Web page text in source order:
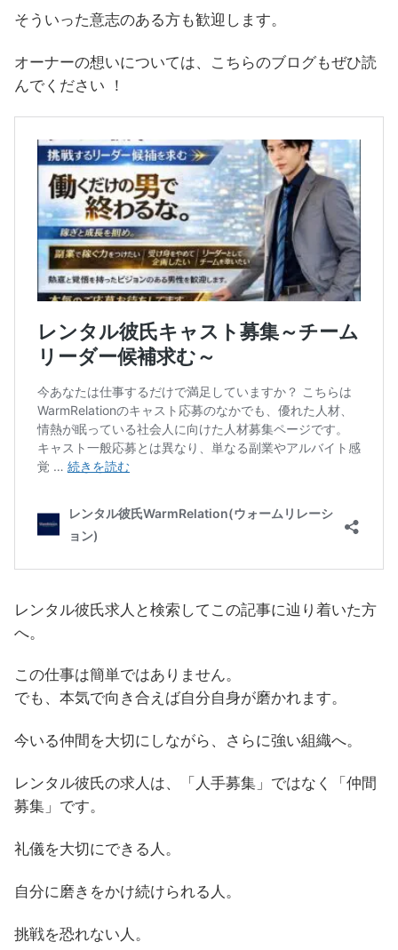
そういった意志のある方も歓迎します。
オーナーの想いについては、こちらのブログもぜひ読
んでください ！
レンタル彼氏求人と検索してこの記事に辿り着いた方
へ。
この仕事は簡単ではありません。
でも、本気で向き合えば自分自身が磨かれます。
今いる仲間を大切にしながら、さらに強い組織へ。
レンタル彼氏の求人は、「人手募集」ではなく「仲間
募集」です。
礼儀を大切にできる人。
自分に磨きをかけ続けられる人。
挑戦を恐れない人。